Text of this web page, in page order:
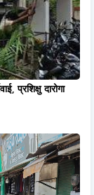
प्रशिक्षु दारोगा